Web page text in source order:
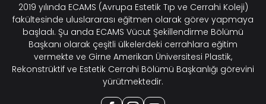
2019 yılında ECAMS (Avrupa Estetik Tıp ve Cerrahi Koleji)
fakültesinde uluslararası eğitmen olarak görev yapmaya
başladı. Şu anda ECAMS Vücut Şekillendirme Bölümü
Başkanı olarak çeşitli ülkelerdeki cerrahlara eğitim
vermekte ve Girne Amerikan Üniversitesi Plastik,
Rekonstrüktif ve Estetik Cerrahi Bölümü Başkanlığı görevini
yürütmektedir.